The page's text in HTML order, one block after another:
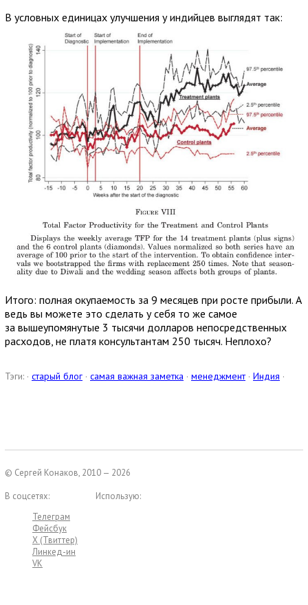
В условных единицах улучшения у индийцев выглядят так:
Итого: полная окупаемость за 9 месяцев при росте прибыли. А
ведь вы можете это сделать у себя то же самое
за вышеупомянутые 3 тысячи долларов непосредственных
расходов, не платя консультантам 250 тысяч. Неплохо?
Тэги: · старый блог · самая важная заметка · менеджмент· Индия ·
© Сергей Конаков, 2010 — 2026
В соцсетях:
Телеграм
Фейсбук
X (Твиттер)
Линкед-ин
VK
Использую: